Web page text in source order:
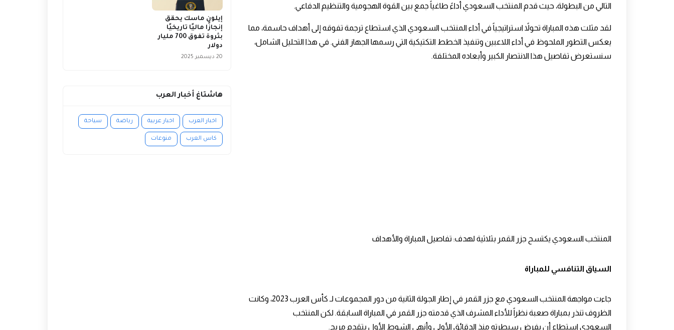
التالي من البطولة، حيث قدم المنتخب السعودي أداءً طاغياً جمع بين القوة الهجومية والتنظيم الدفاعي.
لقد مثلت هذه المباراة تحولاً استراتيجياً في أداء المنتخب السعودي الذي استطاع ترجمة تفوقه إلى أهداف حاسمة، مما
يعكس التطور الملحوظ في أداء اللاعبين وتنفيذ الخطط التكتيكية التي رسمها الجهاز الفني. في هذا التحليل الشامل،
سنستعرض تفاصيل هذا الانتصار الكبير وأبعاده المختلفة.
المنتخب السعودي يكتسح جزر القمر بثلاثية لهدف: تفاصيل المباراة والأهداف
السياق التنافسي للمباراة
جاءت مواجهة المنتخب السعودي مع جزر القمر في إطار الجولة الثانية من دور المجموعات لـ كأس العرب 2023
، وكانت
الظروف تنذر بمباراة صعبة نظراً للأداء المشرف الذي قدمته جزر القمر في المباراة السابقة. لكنالمنتخب
السعودياستطاع أن يفرض سيطرته منذ الدقائق الأولى وأنهى الشوط الأول بتقدم مريح.
إيلون ماسك يحقق
إنجازًا ماليًا تاريخيًا
بثروة تفوق 700 مليار
دولار
20 ديسمبر 2025
هاشتاغ أخبار العرب
اخبار العرب اخبار عربية رياضة سياحة
كاس العرب منوعات